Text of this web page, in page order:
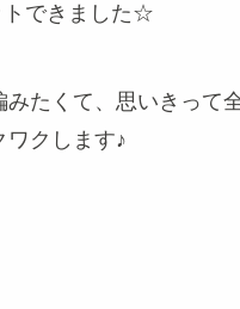
トできました☆
たくて、思いきっ
ワクします♪